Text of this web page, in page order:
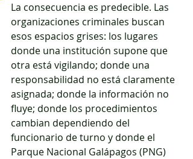
La consecuencia es predecible. Las
organizaciones criminales buscan
esos espacios grises: los lugares
donde una institución supone que
otra está vigilando; donde una
responsabilidad no está claramente
asignada; donde la información no
fluye; donde los procedimientos
cambian dependiendo del
funcionario de turno y donde el
Parque Nacional Galápagos (PNG)